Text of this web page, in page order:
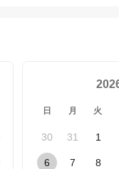
日 月 火
30 31 1
6 7 8